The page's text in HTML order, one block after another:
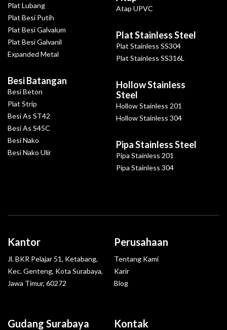
Plat Lubang
Plat Besi Putih
Plat Besi Galvalum
Plat Besi Galvanil
Expanded Metal
Besi Batangan
Besi Beton
Plat Strip
Besi As ST42
Besi As S45C
Besi Nako
Besi Nako Ulir
Atap UPVC
Plat Stainless Steel
Plat Stainless SS304
Plat Stainless SS316L
Hollow Stainless
Steel
Hollow Stainless 201
Hollow Stainless 304
Pipa Stainless Steel
Pipa Stainless 201
Pipa Stainless 304
Gudang Surabaya
Kantor
Jl. BKR Pelajar 51, Ketabang,
Kec. Genteng, Kota Surabaya,
Jawa Timur, 60272
Kontak
Perusahaan
Tentang Kami
Karir
Blog